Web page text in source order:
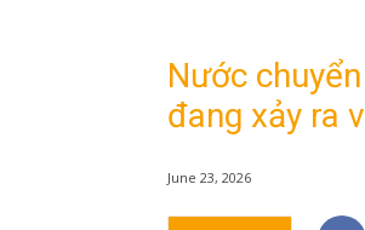
Nước
đang xảy ra
June 23, 2026